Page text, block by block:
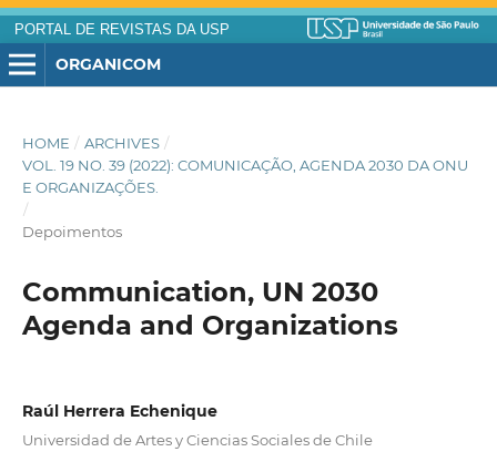
PORTAL DE REVISTAS DA USP
ORGANICOM
HOME / ARCHIVES /
VOL. 19 NO. 39 (2022): COMUNICAÇÃO, AGENDA 2030 DA ONU
E ORGANIZAÇÕES.
/
Depoimentos
Communication, UN 2030
Agenda and Organizations
Raúl Herrera Echenique
Universidad de Artes y Ciencias Sociales de Chile